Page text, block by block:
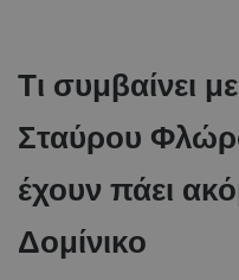
Τι συμβαίνει
Σταύρου
έχουν πάει
Δομίνικο